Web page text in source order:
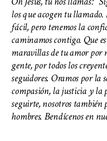
los que acogen tu llamado.
fácil, pero tenemos la
caminamos contigo. Que
maravillas de tu amor por
gente, por todos los
seguidores. Oramos por la
compasión, la justicia y la
seguirte, nosotros también
hombres. Bendícenos en